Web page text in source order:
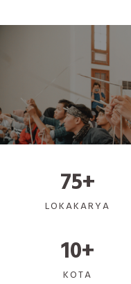
75+
LOKAKARYA
10+
KOTA